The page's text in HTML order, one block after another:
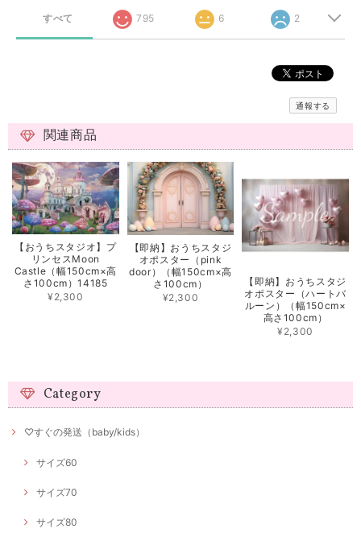
すべて 795 6 2
通報する
関連商品
【おうちスタジオ】プ
リンセスMoon
Castle（幅150cm×高
さ100cm）14185
¥2,300
【即納】おうちスタジ
オポスター（pink
door）（幅150cm×高
さ100cm）
¥2,300
【即納】おうちスタジ
オポスター（ハートバ
ルーン）（幅150cm×
高さ100cm）
¥2,300
Category
♡すぐの発送（baby/kids）
サイズ60
サイズ70
サイズ80